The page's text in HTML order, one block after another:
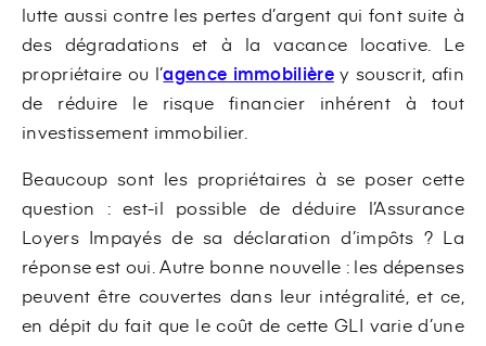
lutte aussi contre les pertes d’argent qui font suite à
des dégradations et à la vacance locative. Le
propriétaire ou l’agence immobilièrey souscrit, afin
de réduire le risque financier inhérent à tout
investissement immobilier.
Beaucoup sont les propriétaires à se poser cette
question : est-il possible de déduire l’Assurance
Loyers Impayés de sa déclaration d’impôts ? La
réponse est oui. Autre bonne nouvelle : les dépenses
peuvent être couvertes dans leur intégralité, et ce,
en dépit du fait que le coût de cette GLI varie d’une